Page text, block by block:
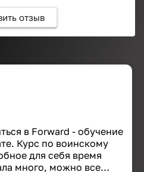
отзыв
в Forward - обучение
Курс по воинскому
для себя время
много, можно все